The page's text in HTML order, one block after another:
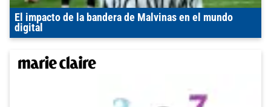
El impacto de la bandera de Malvinas en el mundo
digital